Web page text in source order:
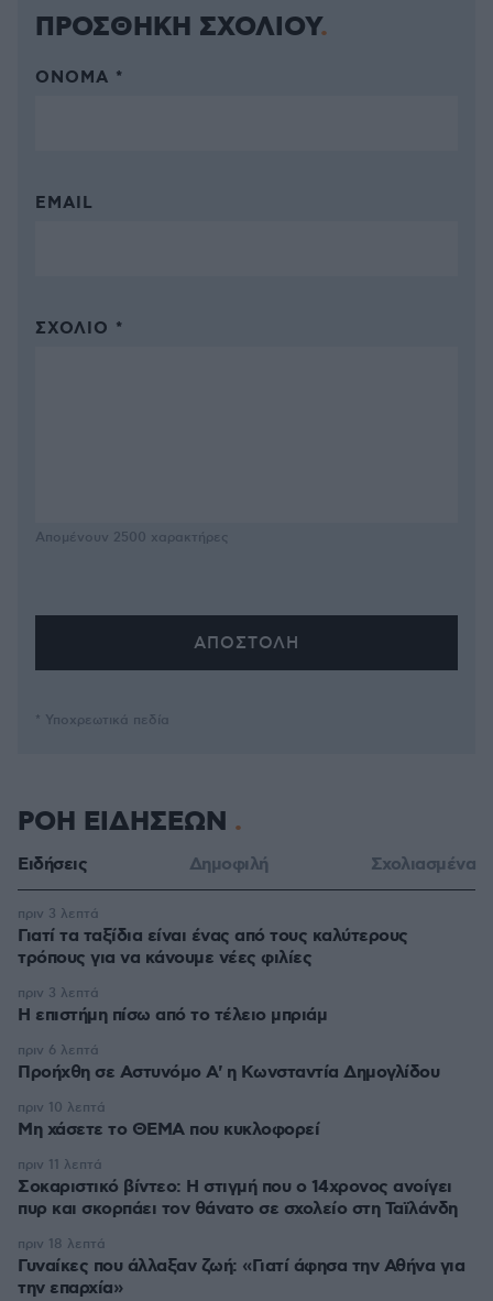
ΠΡΟΣΘΗΚΗ ΣΧΟΛΙΟΥ
ΌΝΟΜΑ *
EMAIL
ΣΧΌΛΙΟ *
Απομένουν 2500 χαρακτήρες
* Υποχρεωτικά πεδία
ΡΟΗ ΕΙΔΗΣΕΩΝ
Ειδήσεις Δημοφιλή Σχολιασμένα
Γιατί τα ταξίδια είναι ένας από τους καλύτερους
τρόπους για να κάνουμε νέες φιλίες
πριν 3 λεπτά
Η επιστήμη πίσω από το τέλειο μπριάμ
πριν 3 λεπτά
Προήχθη σε Αστυνόμο Α' η Κωνσταντία Δημογλίδου
πριν 6 λεπτά
Μη χάσετε το ΘΕΜΑ που κυκλοφορεί
πριν 10 λεπτά
Σοκαριστικό βίντεο: Η στιγμή που ο 14χρονος ανοίγει
πυρ και σκορπάει τον θάνατο σε σχολείο στη Ταϊλάνδη
πριν 11 λεπτά
Γυναίκες που άλλαξαν ζωή: «Γιατί άφησα την Αθήνα για
την επαρχία»
πριν 18 λεπτά